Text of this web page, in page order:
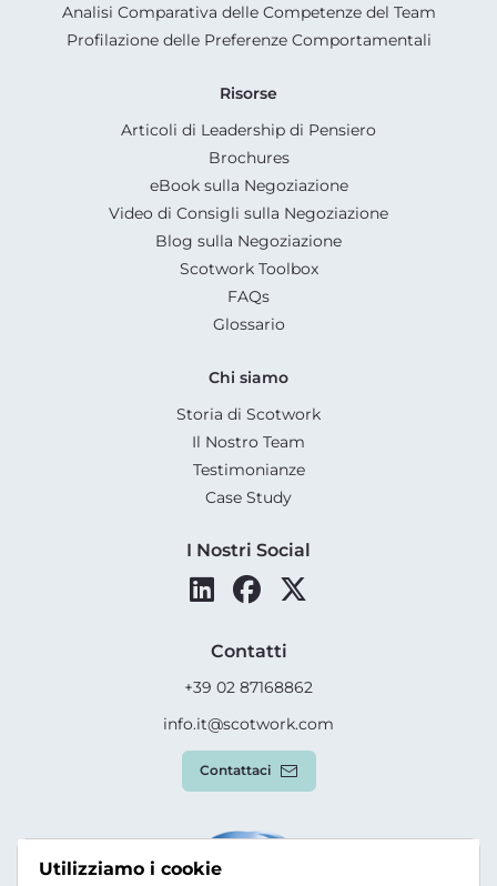
Analisi Comparativa delle Competenze del Team
Profilazione delle Preferenze Comportamentali
Risorse
Articoli di Leadership di Pensiero
Brochures
eBook sulla Negoziazione
Video di Consigli sulla Negoziazione
Blog sulla Negoziazione
Scotwork Toolbox
FAQs
Glossario
Chi siamo
Storia di Scotwork
Il Nostro Team
Testimonianze
Case Study
I Nostri Social
Contatti
+39 02 87168862
info.it@scotwork.com
Contattaci
Utilizziamo i cookie